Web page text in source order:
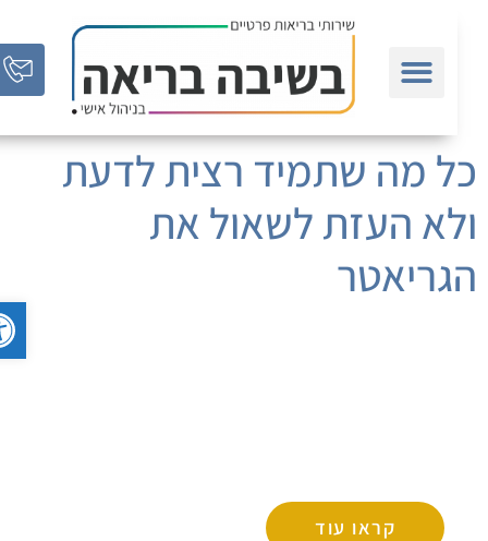
פתח
מה שתמיד רצית לדעת
העזת לשאול את
קראו עוד